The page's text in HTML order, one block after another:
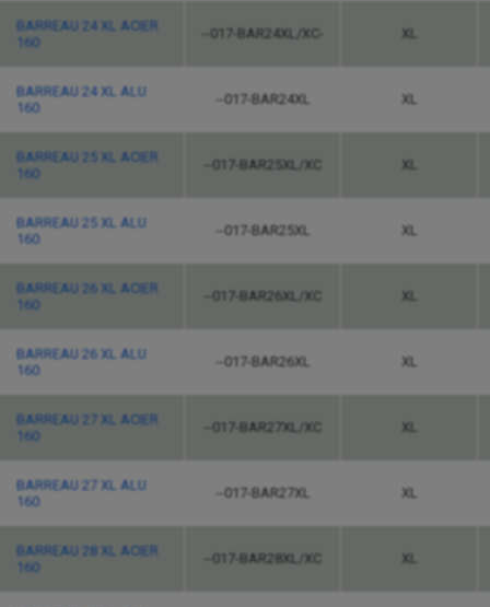
BARREAU 24 XL ACIER
160
--017-BAR24XL/XC- XL
BARREAU 24 XL ALU
160
--017-BAR24XL XL
BARREAU 25 XL ACIER
160
--017-BAR25XL/XC XL
BARREAU 25 XL ALU
160
--017-BAR25XL XL
BARREAU 26 XL ACIER
160
--017-BAR26XL/XC XL
BARREAU 26 XL ALU
160
--017-BAR26XL XL
BARREAU 27 XL ACIER
160
--017-BAR27XL/XC XL
BARREAU 27 XL ALU
160
--017-BAR27XL XL
BARREAU 28 XL ACIER
160
--017-BAR28XL/XC XL